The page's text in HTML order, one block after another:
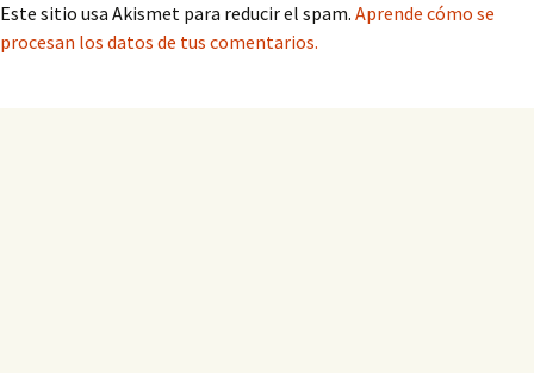
Este sitio usa Akismet para reducir el spam. Aprende cómo se
procesan los datos de tus comentarios.